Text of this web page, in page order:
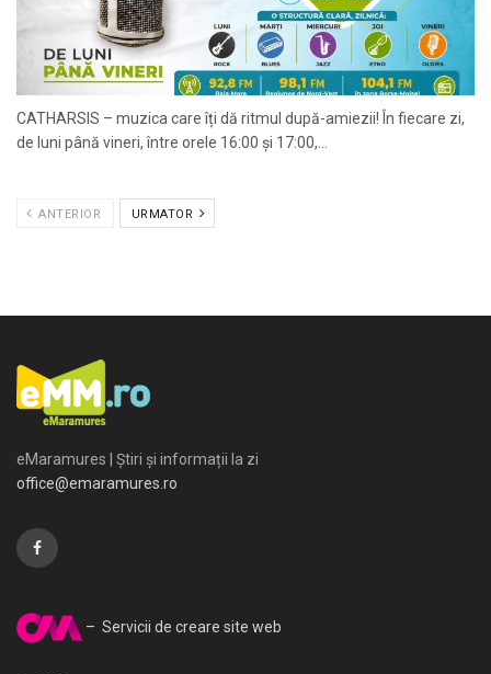
CATHARSIS – muzica care îți dă ritmul după-amiezii! În fiecare zi,
de luni până vineri, între orele 16:00 și 17:00,...
ANTERIOR URMATOR
eMaramures | Știri și informații la zi
office@emaramures.ro
– Servicii de creare site web